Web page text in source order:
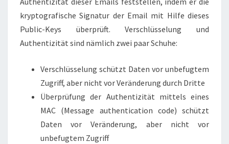
kryptografische Signatur der Email mit Hilfe dieses
Public-Keys überprüft. Verschlüsselung und
Authentizität sind nämlich zwei paar Schuhe:
Verschlüsselung schützt Daten vor unbefugtem
Zugriff, aber nicht vor Veränderung durch Dritte
Überprüfung der Authentizität mittels eines
MAC (Message authentication code) schützt
Daten vor Veränderung, aber nicht vor
unbefugtem Zugriff